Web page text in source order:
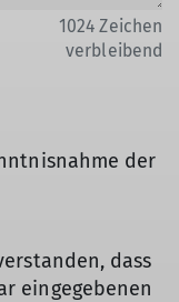
1024 Zeichen
verbleibend
der
dass
eingegebenen